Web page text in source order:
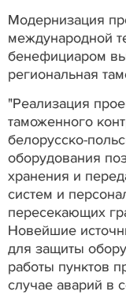
Модернизация
международной
бенефициаром
региональная
"Реализация
таможенного
белорусско-
оборудования
хранения и
систем и
пересекающих
Новейшие
для защиты
работы пунктов
случае аварий в